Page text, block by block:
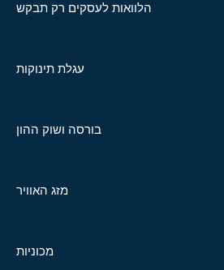
הלוואות לעסקים רק תבקש
עגלת תינוקות
בורסה ושוק ההון
מזג האוויר
מכוניות